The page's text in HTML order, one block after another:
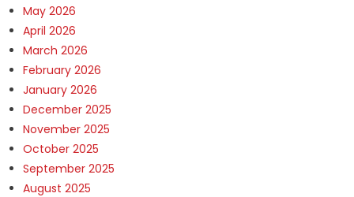
May 2026
April 2026
March 2026
February 2026
January 2026
December 2025
November 2025
October 2025
September 2025
August 2025